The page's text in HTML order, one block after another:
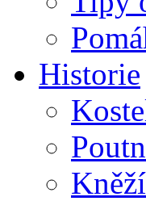
Historie